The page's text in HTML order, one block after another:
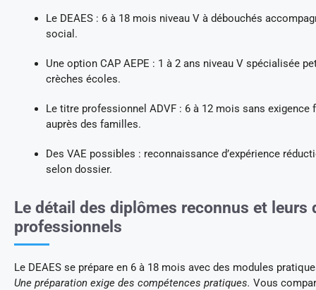
Le DEAES : 6 à 18 mois niveau V à débouchés
social.
Une option CAP AEPE : 1 à 2 ans niveau V spécialisée
crèches écoles.
Le titre professionnel ADVF : 6 à 12 mois sans
auprès des familles.
Des VAE possibles : reconnaissance d’expérience
selon dossier.
Le détail des diplômes reconnus et leurs
professionnels
Le DEAES se prépare en 6 à 18 mois avec des modules
Une préparation exige des compétences pratiques. Vous